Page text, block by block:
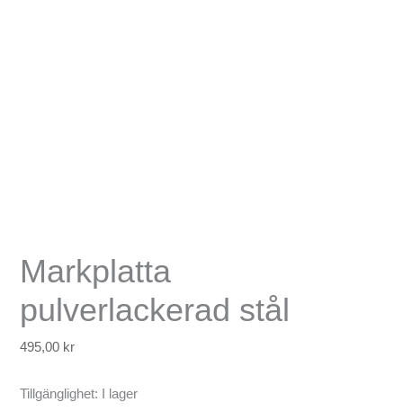
Markplatta
pulverlackerad stål
495,00 kr
Tillgänglighet: I lager